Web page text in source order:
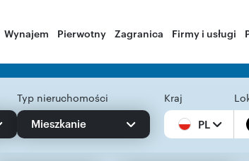
Wynajem Pierwotny Zagranica Firmy i usługi
Typ nieruchomości
Mieszkanie
Kraj
PL